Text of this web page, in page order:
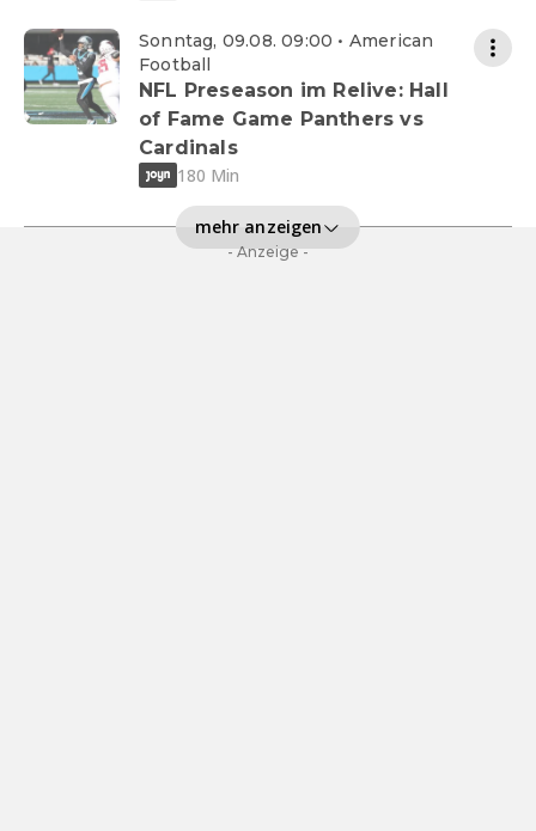
Sonntag, 09.08. 09:00 • American
Football
NFL Preseason im Relive: Hall
of Fame Game Panthers vs
Cardinals
180 Min
mehr anzeigen
- Anzeige -